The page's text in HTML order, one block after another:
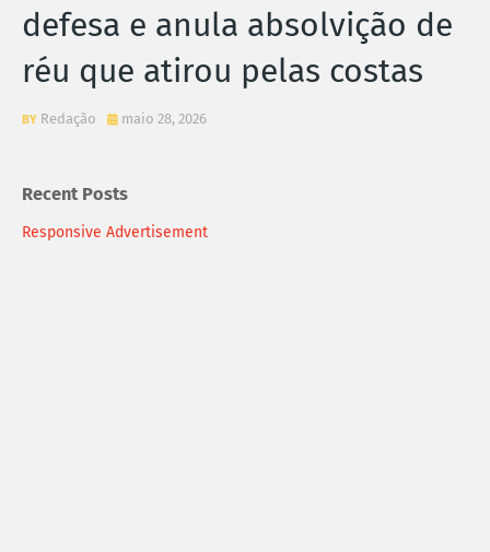
defesa e anula absolvição de
réu que atirou pelas costas
Redação maio 28, 2026
Recent Posts
Responsive Advertisement